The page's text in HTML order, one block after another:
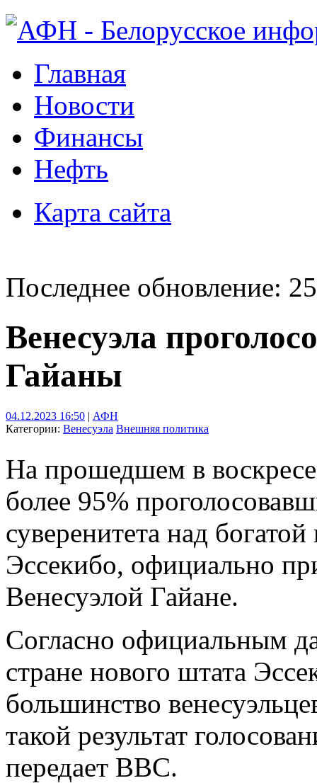
Главная
Новости
Финансы
Нефть
Карта сайта
Последнее обновление:
Венесуэла
Гайаны
04.12.2023 16:50 | АФН
Категории: Венесуэла Внешняя политика
На прошедшем в
более 95%
суверенитета над
Эссекибо, официально
Венесуэлой Гайане.
Согласно официальным
стране нового штата
большинство
такой результат
передает BBC.